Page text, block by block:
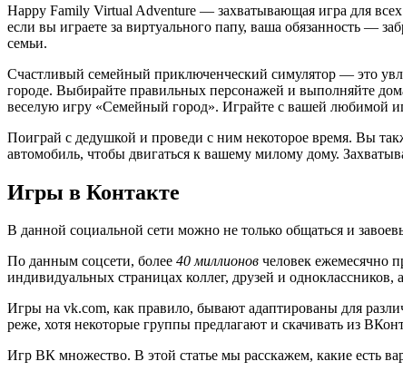
Happy Family Virtual Adventure — захватывающая игра для
если вы играете за виртуального папу, ваша обязанность —
семьи.
Счастливый семейный приключенческий симулятор — это
городе. Выбирайте правильных персонажей и выполняйте
веселую игру «Семейный город». Играйте с вашей любимой
Поиграй с дедушкой и проведи с ним некоторое время. Вы
автомобиль, чтобы двигаться к вашему милому дому.
Игры в Контакте
В данной социальной сети можно не только общаться и
По данным соцсети, более 40 миллионов человек ежемесячно
индивидуальных страницах коллег, друзей и
Игры на vk.com, как правило, бывают адаптированы для
реже, хотя некоторые группы предлагают и скачивать из
Игр ВК множество. В этой статье мы расскажем, какие есть